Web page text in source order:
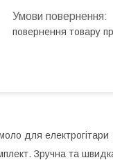
повернення товару
для електрогітари
Зручна та